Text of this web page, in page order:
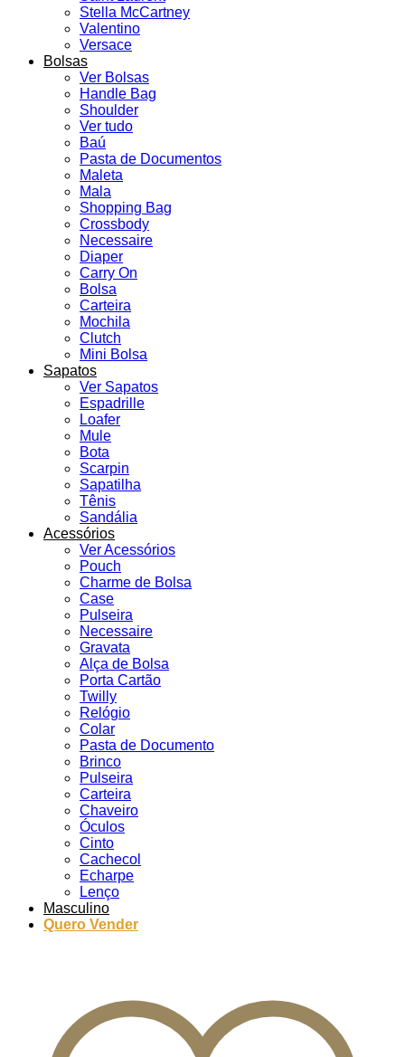
Stella McCartney
Valentino
Versace
Bolsas
Ver Bolsas
Handle Bag
Shoulder
Ver tudo
Baú
Pasta de Documentos
Maleta
Mala
Shopping Bag
Crossbody
Necessaire
Diaper
Carry On
Bolsa
Carteira
Mochila
Clutch
Mini Bolsa
Sapatos
Ver Sapatos
Espadrille
Loafer
Mule
Bota
Scarpin
Sapatilha
Tênis
Sandália
Acessórios
Ver Acessórios
Pouch
Charme de Bolsa
Case
Pulseira
Necessaire
Gravata
Alça de Bolsa
Porta Cartão
Twilly
Relógio
Colar
Pasta de Documento
Brinco
Pulseira
Carteira
Chaveiro
Óculos
Cinto
Cachecol
Echarpe
Lenço
Masculino
Quero Vender